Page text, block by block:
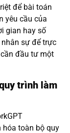
để bài toán
yêu cầu của
gian hay số
nhân sự để trực
đầu tư một
trình làm
hóa toàn bộ quy